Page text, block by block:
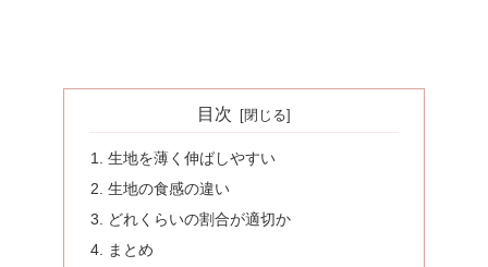
目次
生地を薄く伸ばしやすい
生地の食感の違い
どれくらいの割合が適切か
まとめ